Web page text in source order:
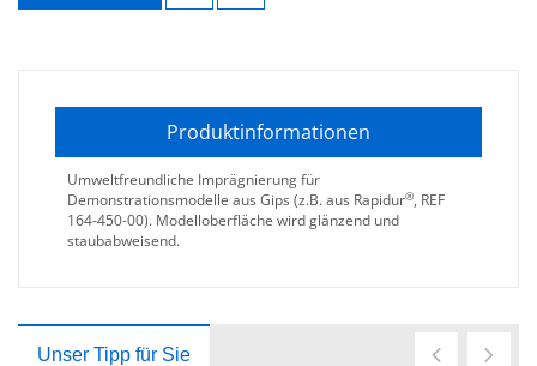
Produktinformationen
Umweltfreundliche Imprägnierung für
Demonstrationsmodelle aus Gips (z.B. aus Rapidur®, REF
164-450-00). Modelloberfläche wird glänzend und
staubabweisend.
Unser Tipp für Sie